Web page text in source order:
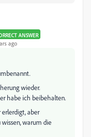
ANSWER
ago
wieder.
habe ich beibehalten.
aber
wissen, warum die